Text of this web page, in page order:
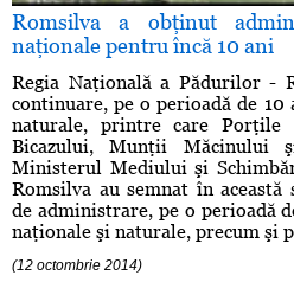
Romsilva a obţinut
naţionale pentru încă 10 ani
Regia Naţională a Pădurilor -
continuare, pe o perioadă de
naturale, printre care Porţile
Bicazului, Munţii Măcinului
Ministerul Mediului şi
Romsilva au semnat în această
de administrare, pe o perioadă
naţionale şi naturale, precum şi
(12 octombrie 2014)